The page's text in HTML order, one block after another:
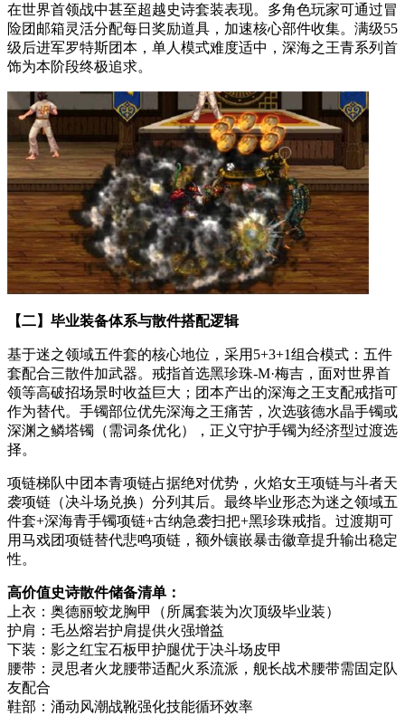
在世界首领战中甚至超越史诗套装表现。多角色玩家可通过冒
险团邮箱灵活分配每日奖励道具，加速核心部件收集。满级55
级后进军罗特斯团本，单人模式难度适中，深海之王青系列首
饰为本阶段终极追求。
【二】毕业装备体系与散件搭配逻辑
基于迷之领域五件套的核心地位，采用5+3+1组合模式：五件
套配合三散件加武器。戒指首选黑珍珠-M·梅吉，面对世界首
领等高破招场景时收益巨大；团本产出的深海之王支配戒指可
作为替代。手镯部位优先深海之王痛苦，次选骇德水晶手镯或
深渊之鳞塔镯（需词条优化），正义守护手镯为经济型过渡选
择。
项链梯队中团本青项链占据绝对优势，火焰女王项链与斗者天
袭项链（决斗场兑换）分列其后。最终毕业形态为迷之领域五
件套+深海青手镯项链+古纳急袭扫把+黑珍珠戒指。过渡期可
用马戏团项链替代悲鸣项链，额外镶嵌暴击徽章提升输出稳定
性。
高价值史诗散件储备清单：
上衣：奥德丽蛟龙胸甲（所属套装为次顶级毕业装）
护肩：毛丛熔岩护肩提供火强增益
下装：影之红宝石板甲护腿优于决斗场皮甲
腰带：灵思者火龙腰带适配火系流派，舰长战术腰带需固定队
友配合
鞋部：涌动风潮战靴强化技能循环效率